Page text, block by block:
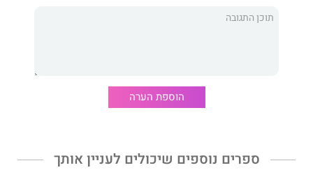
את ההתחסדות הצבועה ואת השחיתות המוניציפלית ביישוב הירוק,
הוא רומן חצוף, סקסי ונוטף הומור חומצי,
זהו ספרה השני של שירה רייז משולם. ספרה הראשון "צלצול אור
הוספת הערה
ספרים נוספים שיכולים לעניין אותך